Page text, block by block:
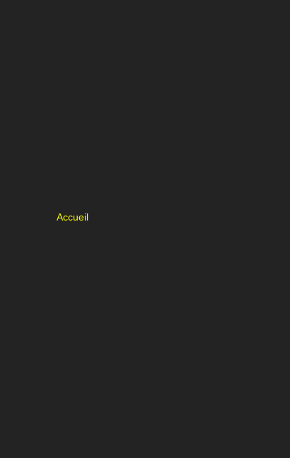
Accueil